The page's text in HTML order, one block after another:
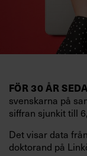
FÖR 30 ÅR
svenskarna på
siffran sjunkit till
Det visar data från
doktorand på